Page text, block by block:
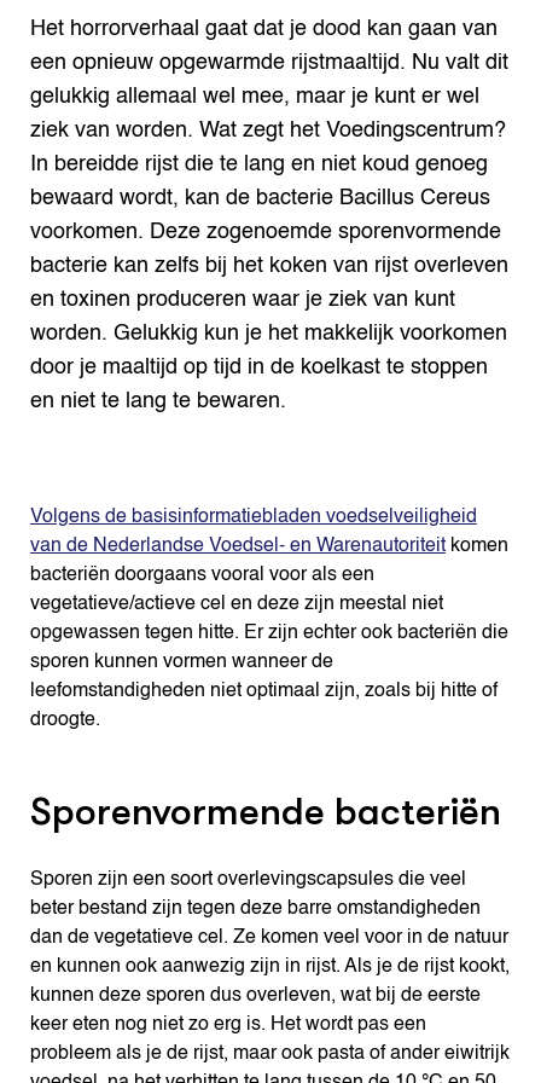
Het horrorverhaal gaat dat je dood kan gaan van
een opnieuw opgewarmde rijstmaaltijd. Nu valt dit
gelukkig allemaal wel mee, maar je kunt er wel
ziek van worden. Wat zegt het Voedingscentrum?
In bereidde rijst die te lang en niet koud genoeg
bewaard wordt, kan de bacterie Bacillus Cereus
voorkomen. Deze zogenoemde sporenvormende
bacterie kan zelfs bij het koken van rijst overleven
en toxinen produceren waar je ziek van kunt
worden. Gelukkig kun je het makkelijk voorkomen
door je maaltijd op tijd in de koelkast te stoppen
en niet te lang te bewaren.
Volgens de basisinformatiebladen voedselveiligheid
van de Nederlandse Voedsel- en Warenautoriteitkomen
bacteriën doorgaans vooral voor als een
vegetatieve/actieve cel en deze zijn meestal niet
opgewassen tegen hitte. Er zijn echter ook bacteriën die
sporen kunnen vormen wanneer de
leefomstandigheden niet optimaal zijn, zoals bij hitte of
droogte.
Sporenvormende bacteriën
Sporen zijn een soort overlevingscapsules die veel
beter bestand zijn tegen deze barre omstandigheden
dan de vegetatieve cel. Ze komen veel voor in de natuur
en kunnen ook aanwezig zijn in rijst. Als je de rijst kookt,
kunnen deze sporen dus overleven, wat bij de eerste
keer eten nog niet zo erg is. Het wordt pas een
probleem als je de rijst, maar ook pasta of ander eiwitrijk